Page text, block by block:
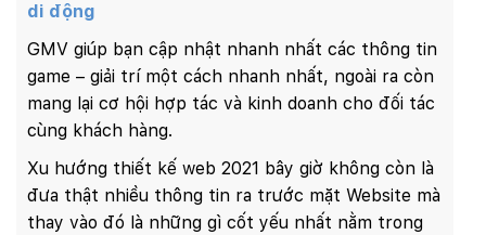
di động
GMV giúp bạn cập nhật nhanh nhất các thông tin
game – giải trí một cách nhanh nhất, ngoài ra còn
mang lại cơ hội hợp tác và kinh doanh cho đối tác
cùng khách hàng.
Xu hướng thiết kế web 2021 bây giờ không còn là
đưa thật nhiều thông tin ra trước mặt Website mà
thay vào đó là những gì cốt yếu nhất nằm trong